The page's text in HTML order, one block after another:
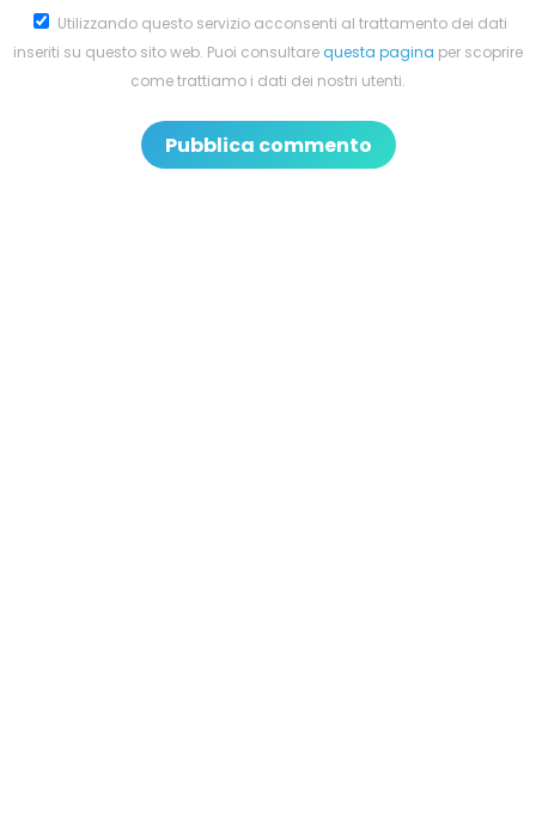
Utilizzando questo servizio acconsenti al trattamento dei dati
inseriti su questo sito web. Puoi consultarequesta pagina per scoprire
come trattiamo i dati dei nostri utenti.